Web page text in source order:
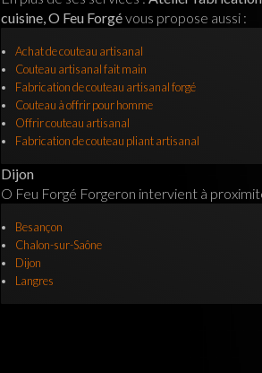
cuisine, O Feu Forgévous propose aussi :
Achat de couteau artisanal
Couteau artisanal fait main
Fabrication de couteau artisanal forgé
Couteau à offrir pour homme
Offrir couteau artisanal
Fabrication de couteau pliant artisanal
Dijon
O Feu Forgé Forgeron intervient à
Besançon
Chalon-sur-Saône
Dijon
Langres